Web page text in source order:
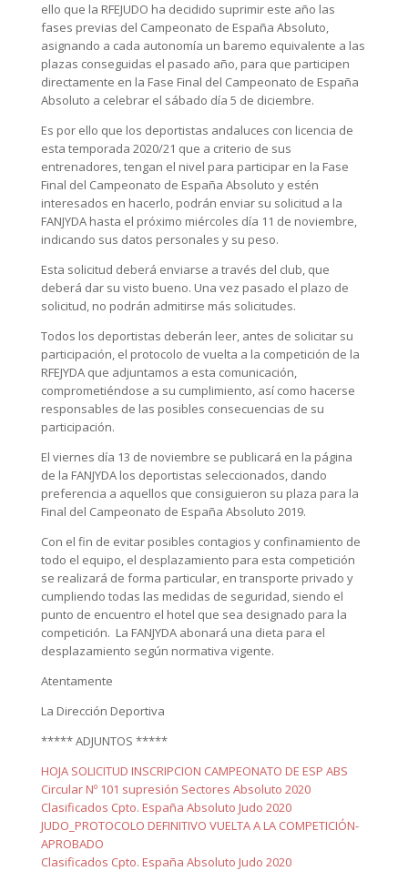
ello que la RFEJUDO ha decidido suprimir este año las
fases previas del Campeonato de España Absoluto,
asignando a cada autonomía un baremo equivalente a las
plazas conseguidas el pasado año, para que participen
directamente en la Fase Final del Campeonato de España
Absoluto a celebrar el sábado día 5 de diciembre.
Es por ello que los deportistas andaluces con licencia de
esta temporada 2020/21 que a criterio de sus
entrenadores, tengan el nivel para participar en la Fase
Final del Campeonato de España Absoluto y estén
interesados en hacerlo, podrán enviar su solicitud a la
FANJYDA hasta el próximo miércoles día 11 de noviembre,
indicando sus datos personales y su peso.
Esta solicitud deberá enviarse a través del club, que
deberá dar su visto bueno. Una vez pasado el plazo de
solicitud, no podrán admitirse más solicitudes.
Todos los deportistas deberán leer, antes de solicitar su
participación, el protocolo de vuelta a la competición de la
RFEJYDA que adjuntamos a esta comunicación,
comprometiéndose a su cumplimiento, así como hacerse
responsables de las posibles consecuencias de su
participación.
El viernes día 13 de noviembre se publicará en la página
de la FANJYDA los deportistas seleccionados, dando
preferencia a aquellos que consiguieron su plaza para la
Final del Campeonato de España Absoluto 2019.
Con el fin de evitar posibles contagios y confinamiento de
todo el equipo, el desplazamiento para esta competición
se realizará de forma particular, en transporte privado y
cumpliendo todas las medidas de seguridad, siendo el
punto de encuentro el hotel que sea designado para la
competición. La FANJYDA abonará una dieta para el
desplazamiento según normativa vigente.
Atentamente
La Dirección Deportiva
***** ADJUNTOS *****
HOJA SOLICITUD INSCRIPCION CAMPEONATO DE ESP ABS
Circular Nº 101 supresión Sectores Absoluto 2020
Clasificados Cpto. España Absoluto Judo 2020
JUDO_PROTOCOLO DEFINITIVO VUELTA A LA COMPETICIÓN-
APROBADO
Clasificados Cpto. España Absoluto Judo 2020